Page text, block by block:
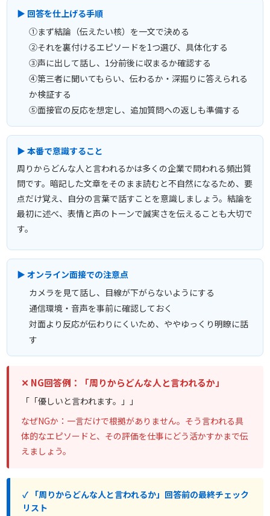
▶ 回答を仕上げる手順
①まず結論（伝えたい核）を一文で決める
②それを裏付けるエピソードを1つ選び、具体化する
③声に出して話し、1分前後に収まるか確認する
④第三者に聞いてもらい、伝わるか・深掘りに答えられる
か検証する
⑤面接官の反応を想定し、追加質問への返しも準備する
▶ 本番で意識すること
周りからどんな人と言われるかは多くの企業で問われる頻出質
問です。暗記した文章をそのまま読むと不自然になるため、要
点だけ覚え、自分の言葉で話すことを意識しましょう。結論を
最初に述べ、表情と声のトーンで誠実さを伝えることも大切で
す。
▶ オンライン面接での注意点
カメラを見て話し、目線が下がらないようにする
通信環境・音声を事前に確認しておく
対面より反応が伝わりにくいため、ややゆっくり明瞭に話
す
✕ NG回答例：「周りからどんな人と言われるか」
「「優しいと言われます。」」
なぜNGか：一言だけで根拠がありません。そう言われる具
体的なエピソードと、その評価を仕事にどう活かすかまで伝
えましょう。
✓ 「周りからどんな人と言われるか」回答前の最終チェック
リスト